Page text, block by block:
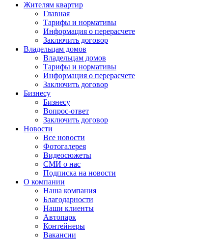
Жителям квартир
Главная
Тарифы и нормативы
Информация о перерасчете
Заключить договор
Владельцам домов
Владельцам домов
Тарифы и нормативы
Информация о перерасчете
Заключить договор
Бизнесу
Бизнесу
Вопрос-ответ
Заключить договор
Новости
Все новости
Фотогалерея
Видеосюжеты
СМИ о нас
Подписка на новости
О компании
Наша компания
Благодарности
Наши клиенты
Автопарк
Контейнеры
Вакансии